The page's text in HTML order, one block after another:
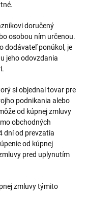
doručený
osobou ním určenou.
dodávateľ ponúkol, je
jeho odovzdania
si objednal tovar pre
podnikania alebo
od kúpnej zmluvy
obchodných
dní od prevzatia
od kúpnej
pred uplynutím
zmluvy týmito